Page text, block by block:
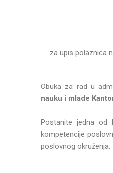
za upis polaznica
Obuka za rad u
nauku i mlade
Postanite jedna od
kompetencije
poslovnog okruženja.